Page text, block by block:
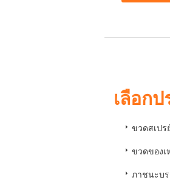
เลือกป
ขวดสเปร
ขวดของเ
ภาชนะบ